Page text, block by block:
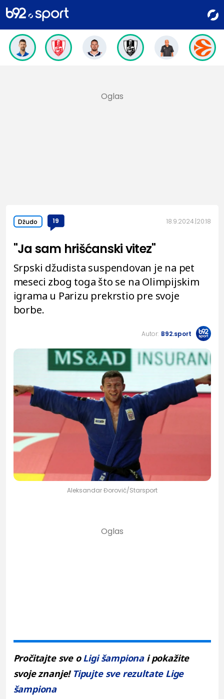
Džudo 19 18.9.2024. 20:18
"Ja sam hrišćanski vitez"
Srpski džudista suspendovan je na pet
meseci zbog toga što se na Olimpijskim
igrama u Parizu prekrstio pre svoje
borbe.
Autor: B92.sport
Aleksandar Đorović/Starsport
Pročitajte sve oLigi šampionai pokažite
svoje znanje! Tipujte sve rezultate Lige
šampiona